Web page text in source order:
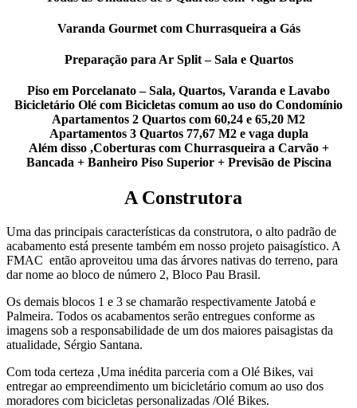
Varanda Gourmet com Churrasqueira a Gás
Preparação para Ar Split – Sala e Quartos
Piso em Porcelanato – Sala, Quartos, Varanda e Lavabo
Bicicletário Olé com Bicicletas comum ao uso do Condomínio
Apartamentos 2 Quartos com 60,24 e 65,20 M2
Apartamentos 3 Quartos 77,67 M2 e vaga dupla
Além disso ,Coberturas com Churrasqueira a Carvão +
Bancada + Banheiro Piso Superior + Previsão de Piscina
A Construtora
Uma das principais características da construtora, o alto padrão de
acabamento está presente também em nosso projeto paisagístico. A
FMAC então aproveitou uma das árvores nativas do terreno, para
dar nome ao bloco de número 2, Bloco Pau Brasil.
Os demais blocos 1 e 3 se chamarão respectivamente Jatobá e
Palmeira. Todos os acabamentos serão entregues conforme as
imagens sob a responsabilidade de um dos maiores paisagistas da
atualidade, Sérgio Santana.
Com toda certeza ,Uma inédita parceria com a Olé Bikes, vai
entregar ao empreendimento um bicicletário comum ao uso dos
moradores com bicicletas personalizadas /Olé Bikes.